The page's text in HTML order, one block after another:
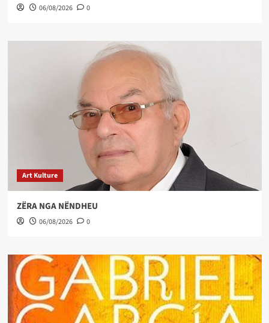
06/08/2026 0
Art Kulture
ZËRA NGA NËNDHEU
06/08/2026 0